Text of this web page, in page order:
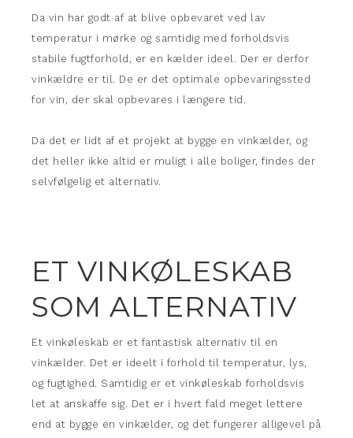
Da vin har godt af at blive opbevaret ved lav
temperatur i mørke og samtidig med forholdsvis
stabile fugtforhold, er en kælder ideel. Der er derfor
vinkældre er til. De er det optimale opbevaringssted
for vin, der skal opbevares i længere tid.
Da det er lidt af et projekt at bygge en vinkælder, og
det heller ikke altid er muligt i alle boliger, findes der
selvfølgelig et alternativ.
ET VINKØLESKAB
SOM ALTERNATIV
Et vinkøleskab er et fantastisk alternativ til en
vinkælder. Det er ideelt i forhold til temperatur, lys,
og fugtighed. Samtidig er et vinkøleskab forholdsvis
let at anskaffe sig. Det er i hvert fald meget lettere
end at bygge en vinkælder, og det fungerer alligevel på